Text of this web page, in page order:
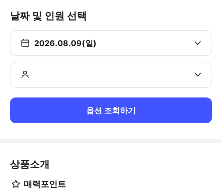
날짜 및 인원 선택
2026.08.09(일)
옵션 조회하기
상품소개
매력포인트